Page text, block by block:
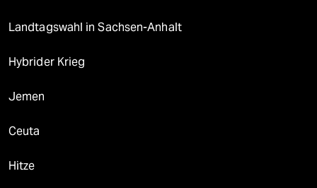
Landtagswahl in Sachsen-Anhalt
Hybrider Krieg
Jemen
Ceuta
Hitze